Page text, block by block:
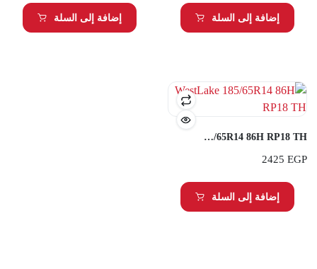
إضافة إلى السلة إضافة إلى السلة
WestLake 185/65R14 86H RP18 TH
2425 EGP
إضافة إلى السلة